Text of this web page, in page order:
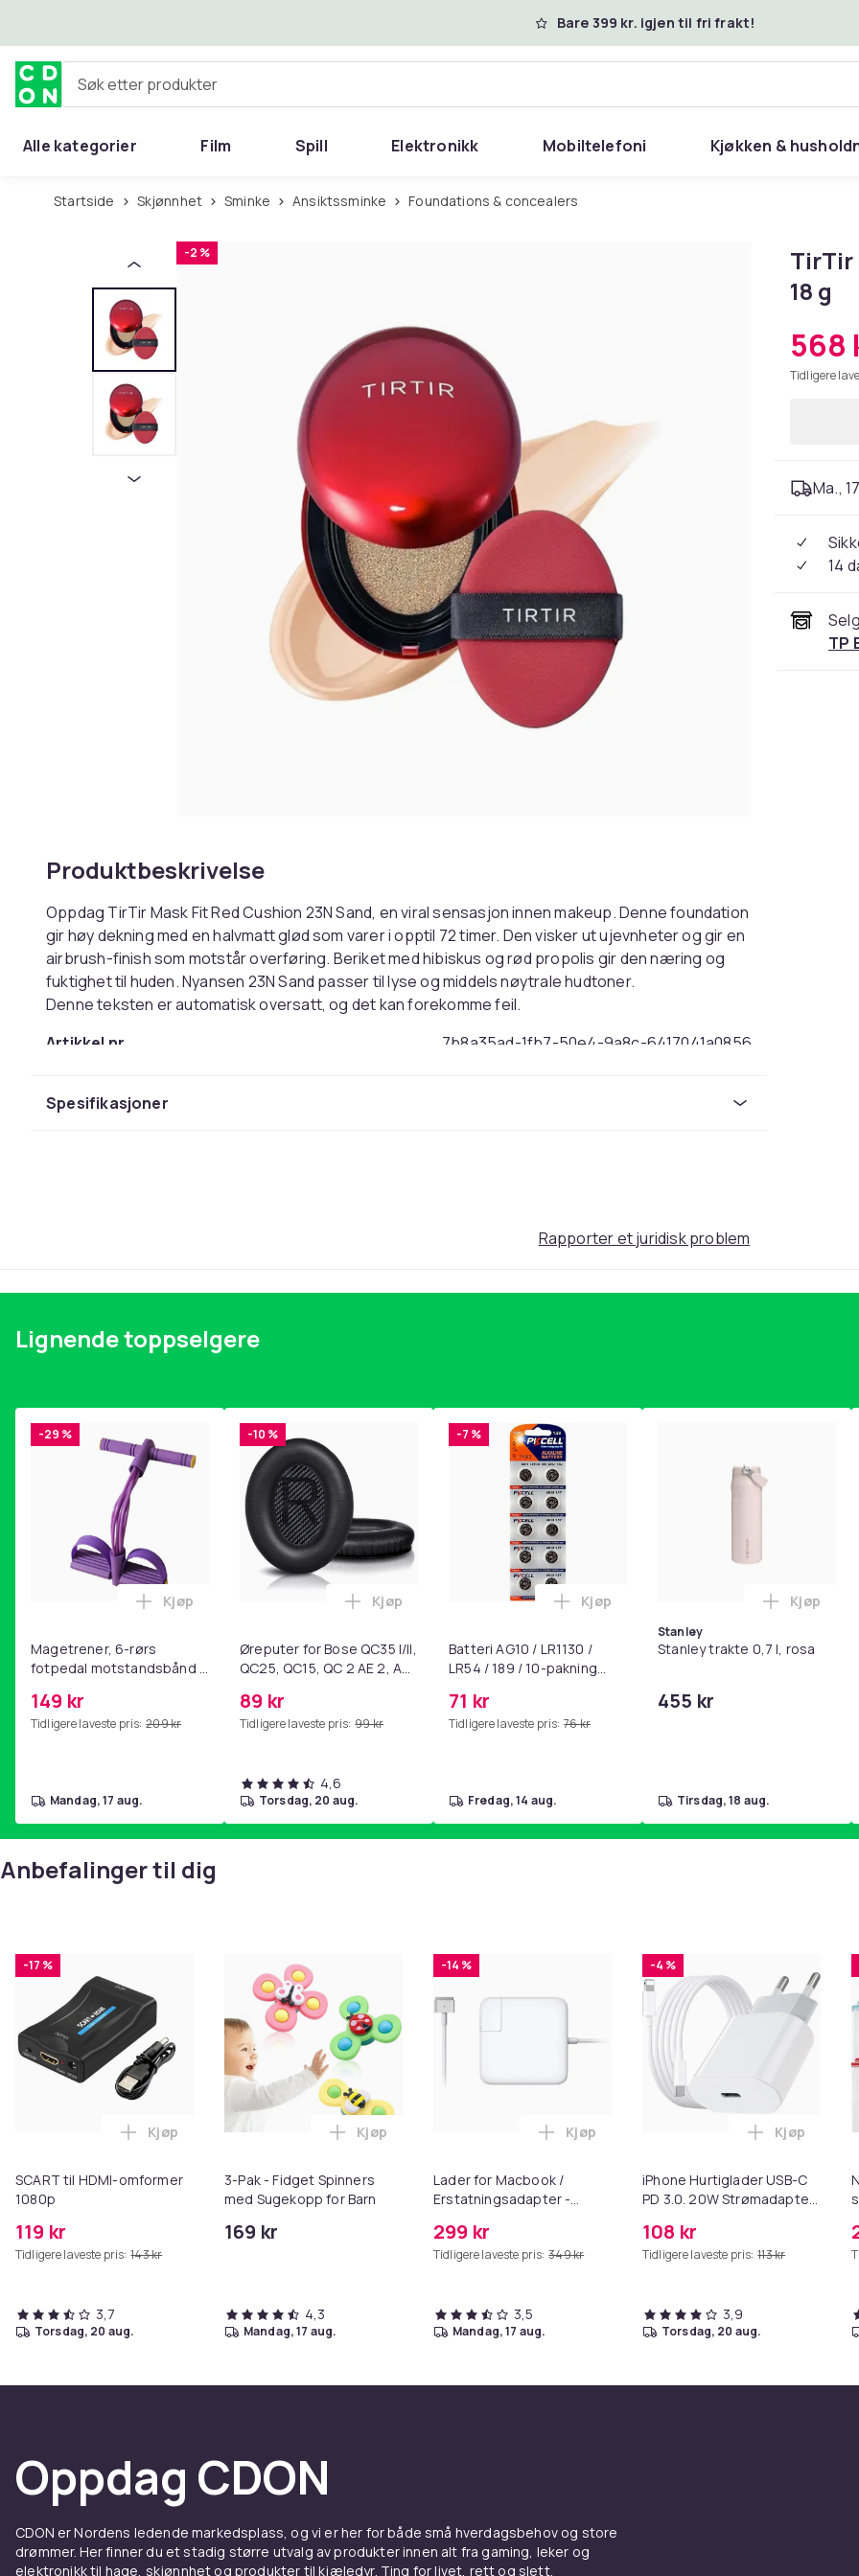
Bare 399 kr. igjen til fri frakt!
Søk etter produkter
Alle kategorier Film Spill Elektronikk Mobiltelefoni Kjøkken &
Startside Skjønnhet Sminke Ansiktssminke Foundations & concealers
-2 %
Produktbeskrivelse
Oppdag TirTir Mask Fit Red Cushion 23N Sand, en viral sensasjon innen makeup. Denne foundation
gir høy dekning med en halvmatt glød som varer i opptil 72 timer. Den visker ut ujevnheter og gir en
airbrush-finish som motstår overføring. Beriket med hibiskus og rød propolis gir den næring og
fuktighet til huden. Nyansen 23N Sand passer til lyse og middels nøytrale hudtoner.
Denne teksten er automatisk oversatt, og det kan forekomme feil.
Artikkel nr.
7b8a35ad-1fb7-50e4-9a8c-6417041a0856
Spesifikasjoner
TirTir
18 g
568
Tidligere
Ma.,
14
TP
Rapporter et juridisk problem
Lignende toppselgere
-29 %
Magetrener, 6-rørs
fotpedal motstandsbånd -
yoga og
hjemmegymnastikk Purple
149 kr
Tidligere laveste pris: 209 kr
Legg Magetrener, 6-rørs fotpedal motstandsbånd - mage- og kjernetrening, yoga og
Kjøp
mandag, 17 aug.
-10 %
Øreputer for Bose QC35 I/II,
QC25, QC15, QC 2 AE 2, AE
SoundLink Black
89 kr
Tidligere laveste pris: 99 kr
Legg Øreputer for Bose QC35 I/II, QC25, QC15, QC 2 AE 2, AE 2i, AE 2w,
Kjøp
4,6
torsdag, 20 aug.
-7 %
Batteri AG10 / LR1130 /
LR54 / 189 / 10-pakning
71 kr
Tidligere laveste pris: 76 kr
Legg Batteri AG10 / LR1130 / LR54 / 189
Kjøp
fredag, 14 aug.
Stanley
Stanley trakte 0,7 l, rosa
455 kr
Legg
Kjøp
tirsdag, 18 aug.
Anbefalinger til dig
-17 %
SCART til HDMI-omformer
1080p
119 kr
Tidligere laveste pris: 143 kr
Legg SCART til HDMI-omformer 1080p i handlekurven
Kjøp
3,7
torsdag, 20 aug.
3-Pak - Fidget Spinners
med Sugekopp for Barn
169 kr
Legg 3-Pak - Fidget Spinners med Sugekopp for Barn i handlekurven
Kjøp
4,3
mandag, 17 aug.
-14 %
Lader for Macbook /
Erstatningsadapter -
299 kr
Tidligere laveste pris: 349 kr
Legg Lader for Macbook /
Kjøp
3,5
mandag, 17 aug.
-4 %
iPhone Hurtiglader USB-C
PD 3.0. 20W Strømadapter
108 kr
Tidligere laveste pris: 113 kr
Legg
Kjøp
3,9
torsdag, 20 aug.
Oppdag CDON
CDON er Nordens ledende markedsplass, og vi er her for både små hverdagsbehov og store
drømmer. Her finner du et stadig større utvalg av produkter innen alt fra gaming, leker og
elektronikk til hage, skjønnhet og produkter til kjæledyr. Ting for livet, rett og slett.